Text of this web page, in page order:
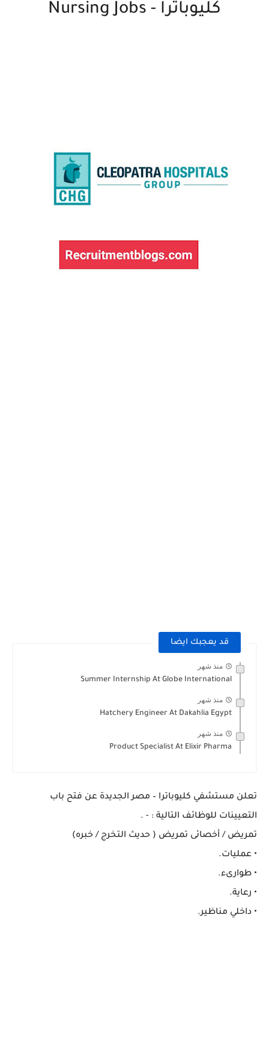
كليوباترا - Nursing Jobs
قد يعجبك ايضا
منذ شهر
Summer Internship At Globe International
منذ شهر
Hatchery Engineer At Dakahlia Egypt
منذ شهر
Product Specialist At Elixir Pharma
تعلن مستشفي كليوباترا – مصر الجديدة عن فتح باب
التعيينات للوظائف التالية : - .
تمريض / أخصائى تمريض ( حديث التخرج / خبره)
• عمليات.
• طوارىء.
• رعاية.
• داخلي مناظير.